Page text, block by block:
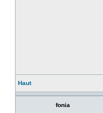
Haut
fonia